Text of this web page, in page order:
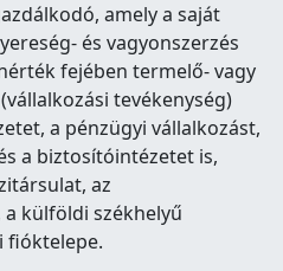
amely a saját
és vagyonszerzés
fejében termelő- vagy
tevékenység)
a pénzügyi vállalkozást,
a biztosítóintézetet is,
az
külföldi székhelyű
fióktelepe.